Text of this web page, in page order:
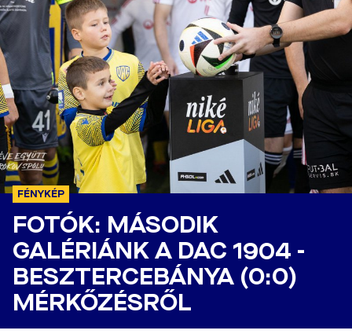
FÉNYKÉP
FOTÓK: MÁSODIK
GALÉRIÁNK A DAC 1904 -
BESZTERCEBÁNYA (0:0)
MÉRKŐZÉSRŐL